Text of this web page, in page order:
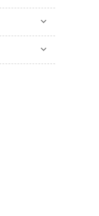
keyboard_arrow_down
keyboard_arrow_down